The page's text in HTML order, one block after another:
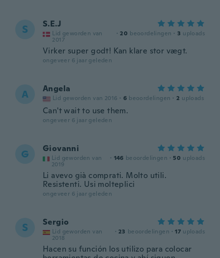
S S.E.J
Lid geworden van
2017
· 20 beoordelingen · 3 uploads
Virker super godt! Kan klare stor vægt.
ongeveer 6 jaar geleden
A Angela
Lid geworden van 2016 · 6 beoordelingen · 2 uploads
Can't wait to use them.
ongeveer 6 jaar geleden
G Giovanni
Lid geworden van
2019
· 146 beoordelingen · 50 uploads
Li avevo già comprati. Molto utili.
Resistenti. Usi molteplici
ongeveer 6 jaar geleden
S Sergio
Lid geworden van
2018
· 23 beoordelingen · 17 uploads
Hacen su función los utilizo para colocar